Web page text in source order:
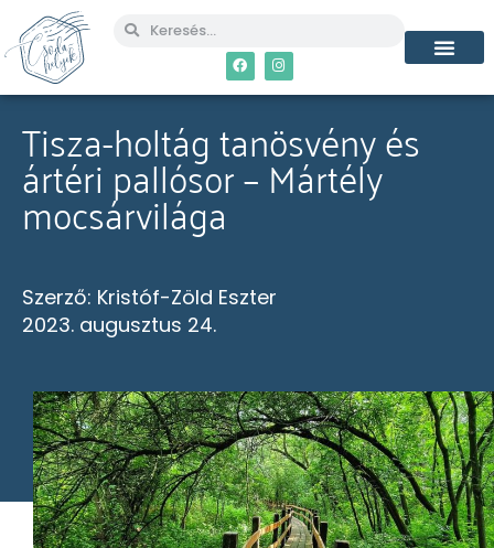
Tisza-holtág tanösvény és
ártéri pallósor – Mártély
mocsárvilága
Szerző: Kristóf-Zöld Eszter
2023. augusztus 24.